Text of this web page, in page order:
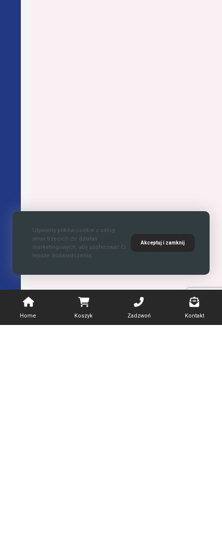
Home Koszyk Zadzwoń Kontakt
Używamy plików cookie z usług
stron trzecich do działań
marketingowych, aby zaoferować Ci
lepsze doświadczenia.
Akceptuj i zamknij